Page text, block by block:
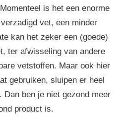
is het een enorme
vet, een minder
kan het zeker een (goede)
ter afwisseling van andere
vetstoffen. Maar ook hier
gebruiken, sluipen er heel
ben je niet gezond meer
product is.